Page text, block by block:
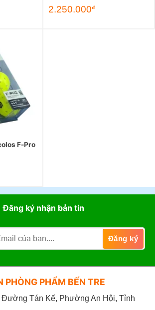
2.250.000đ
F-Pro
Đăng ký nhận bản tin
PHÒNG PHẨM BẾN TRE
Đường Tán Kế, Phường An Hội, Tỉnh